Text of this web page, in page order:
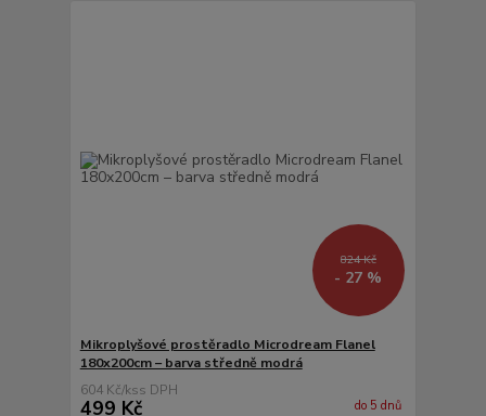
824 Kč
- 27 %
Mikroplyšové prostěradlo Microdream Flanel
180x200cm – barva středně modrá
604 Kč/ks
499 Kč do 5 dnů